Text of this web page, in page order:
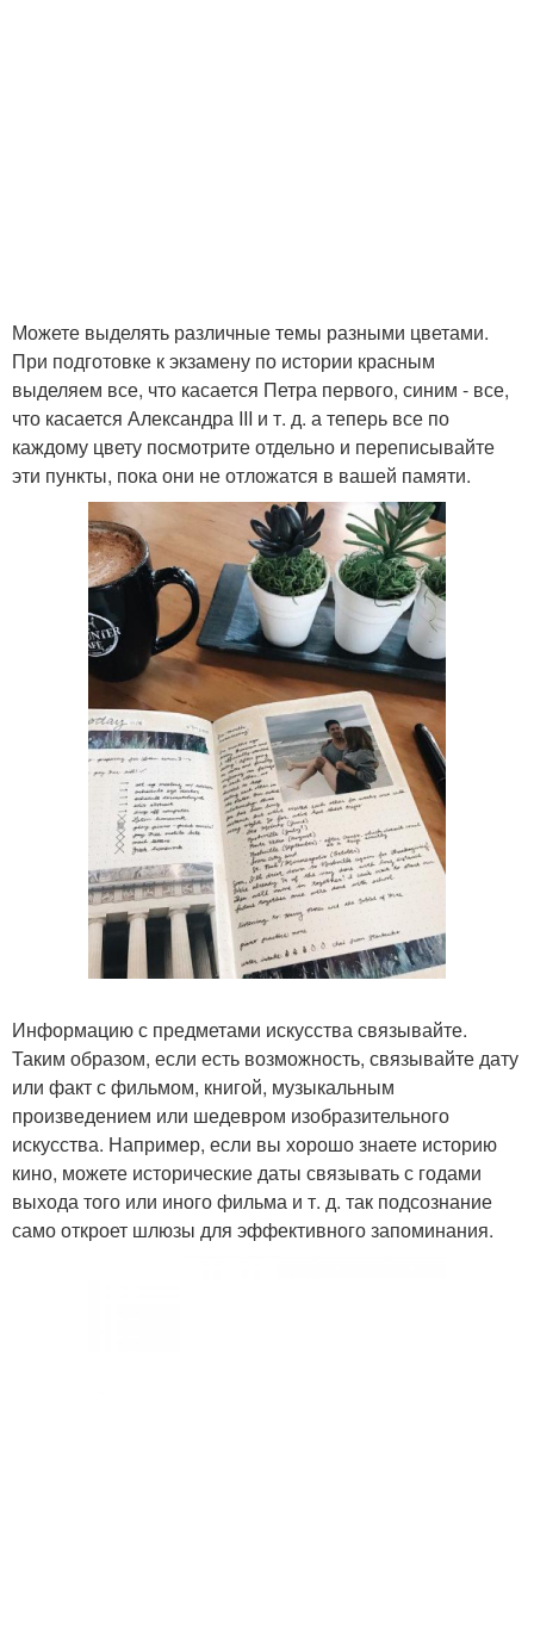
Можете выделять различные темы разными цветами.
При подготовке к экзамену по истории красным
выделяем все, что касается Петра первого, синим - все,
что касается Александра III и т. д. а теперь все по
каждому цвету посмотрите отдельно и переписывайте
эти пункты, пока они не отложатся в вашей памяти.
Информацию с предметами искусства связывайте.
Таким образом, если есть возможность, связывайте дату
или факт с фильмом, книгой, музыкальным
произведением или шедевром изобразительного
искусства. Например, если вы хорошо знаете историю
кино, можете исторические даты связывать с годами
выхода того или иного фильма и т. д. так подсознание
само откроет шлюзы для эффективного запоминания.